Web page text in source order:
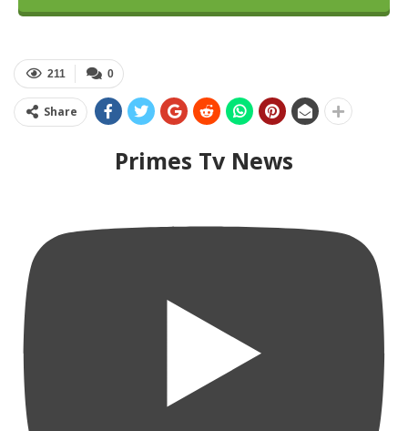
0
211
Share
Primes Tv News